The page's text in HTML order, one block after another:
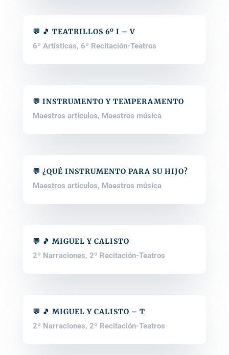
💬 🎵 TEATRILLOS 6º I – V
6º Artísticas, 6º Recitación-Teatros
💬 INSTRUMENTO Y TEMPERAMENTO
Maestros artículos, Maestros música
💬 ¿QUÉ INSTRUMENTO PARA SU HIJO?
Maestros artículos, Maestros música
💬 🎵 MIGUEL Y CALISTO
2º Narraciones, 2º Recitación-Teatros
💬 🎵 MIGUEL Y CALISTO – T
2º Narraciones, 2º Recitación-Teatros